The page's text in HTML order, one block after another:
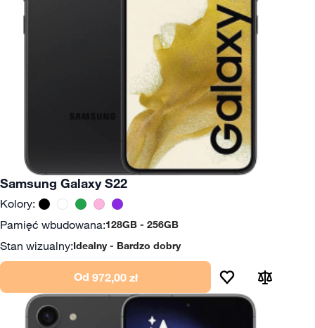
Samsung Galaxy S22
Kolory:
Pamięć wbudowana:128GB 256GB
Stan wizualny:Idealny Bardzo dobry
Od 972,00 zł